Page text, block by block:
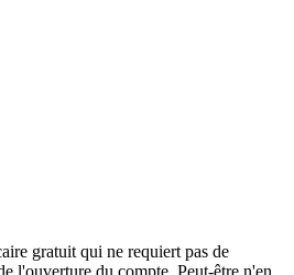
gratuit qui ne requiert pas de